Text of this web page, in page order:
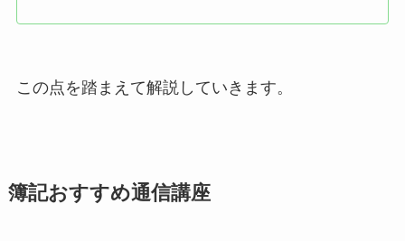
この点を踏まえて解説していきます。
簿記おすすめ通信講座